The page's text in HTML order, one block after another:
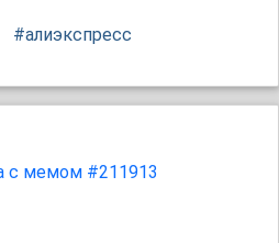
#алиэкспресс